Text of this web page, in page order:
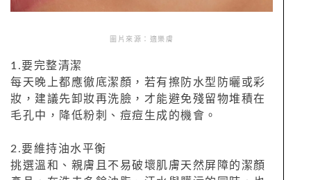
圖片來源：適樂膚
1.要完整清潔
每天晚上都應徹底潔顏，若有擦防水型防曬或彩
妝，建議先卸妝再洗臉，才能避免殘留物堆積在
毛孔中，降低粉刺、痘痘生成的機會。
2.要維持油水平衡
挑選溫和、親膚且不易破壞肌膚天然屏障的潔顏